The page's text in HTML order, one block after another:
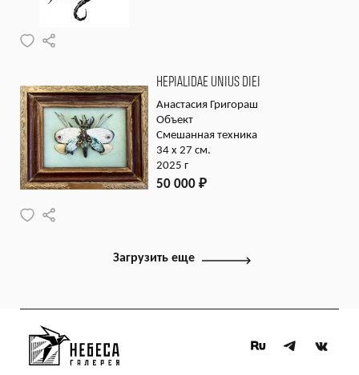
HEPIALIDAE UNIUS DIEI
Анастасия Григораш
Объект
Смешанная техника
34 х 27 см.
2025 г
50 000 ₽
Загрузить еще